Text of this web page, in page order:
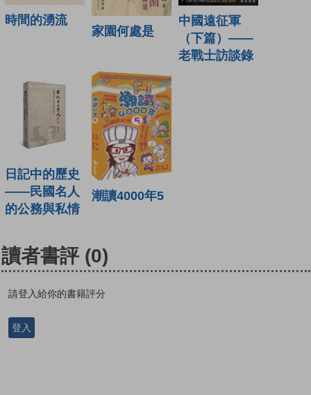
時間的湧流
家園何處是
中國遠征軍
（下篇）——
老戰士訪談錄
日記中的歷史
——民國名人
的公務與私情
潮讀4000年5
讀者書評 (0)
請登入給你的書籍評分
登入